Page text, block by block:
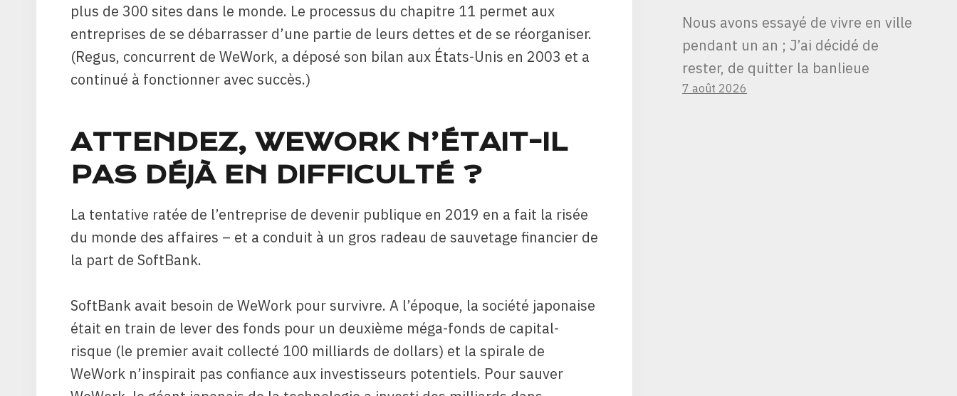
plus de 300 sites dans le monde. Le processus du chapitre 11 permet aux
entreprises de se débarrasser d’une partie de leurs dettes et de se réorganiser.
(Regus, concurrent de WeWork, a déposé son bilan aux États-Unis en 2003 et a
continué à fonctionner avec succès.)
ATTENDEZ, WEWORK N’ÉTAIT-IL
PAS DÉJÀ EN DIFFICULTÉ ?
La tentative ratée de l’entreprise de devenir publique en 2019 en a fait la risée
du monde des affaires – et a conduit à un gros radeau de sauvetage financier de
la part de SoftBank.
SoftBank avait besoin de WeWork pour survivre. A l’époque, la société japonaise
était en train de lever des fonds pour un deuxième méga-fonds de capital-
risque (le premier avait collecté 100 milliards de dollars) et la spirale de
WeWork n’inspirait pas confiance aux investisseurs potentiels. Pour sauver
Nous avons essayé de vivre en ville
pendant un an ; J’ai décidé de
rester, de quitter la banlieue
7 août 2026